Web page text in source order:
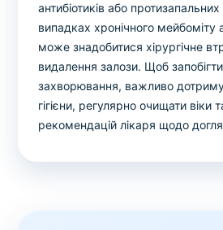
антибіотиків або
випадках хронічного мейбоміту
може знадобитися хірургічне
видалення залози. Щоб
захворювання, важливо
гігієни, регулярно очищати віки
рекомендацій лікаря щодо